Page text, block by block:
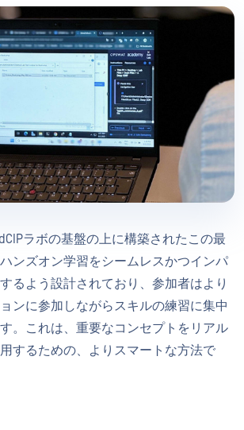
ラボの基盤の上に構築されたこの最
ンズオン学習をシームレスかつインパ
るよう設計されており、参加者はより
ンに参加しながらスキルの練習に集中
。これは、重要なコンセプトをリアル
するための、よりスマートな方法で